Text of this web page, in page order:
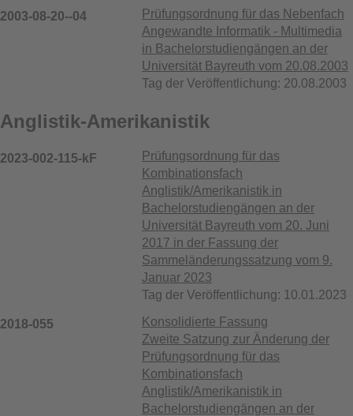
2003-08-20--04
Prüfungsordnung für das Nebenfach
Angewandte Informatik - Multimedia
in Bachelorstudiengängen an der
Universität Bayreuth vom 20.08.2003
Tag der Veröffentlichung: 20.08.2003
Anglistik-Amerikanistik
2023-002-115-kF
Prüfungsordnung für das
Kombinationsfach
Anglistik/Amerikanistik in
Bachelorstudiengängen an der
Universität Bayreuth vom 20. Juni
2017 in der Fassung der
Sammeländerungssatzung vom 9.
Januar 2023
Tag der Veröffentlichung: 10.01.2023
2018-055
Konsolidierte Fassung
Zweite Satzung zur Änderung der
Prüfungsordnung für das
Kombinationsfach
Anglistik/Amerikanistik in
Bachelorstudiengängen an der